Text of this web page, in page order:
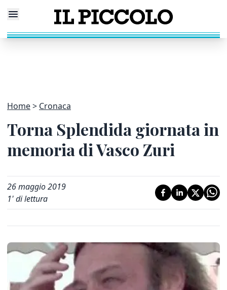
Home Cronaca
Torna Splendida giornata in
memoria di Vasco Zuri
26 maggio 2019
1' di lettura